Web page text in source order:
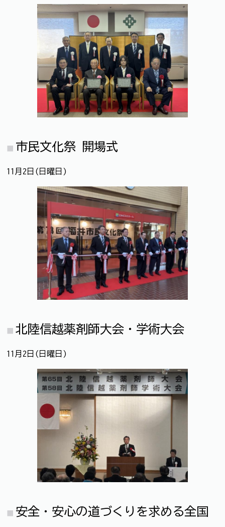
市民文化祭 開場式
11月2日(日曜日)
北陸信越薬剤師大会・学術大会
11月2日(日曜日)
安全・安心の道づくりを求める全国